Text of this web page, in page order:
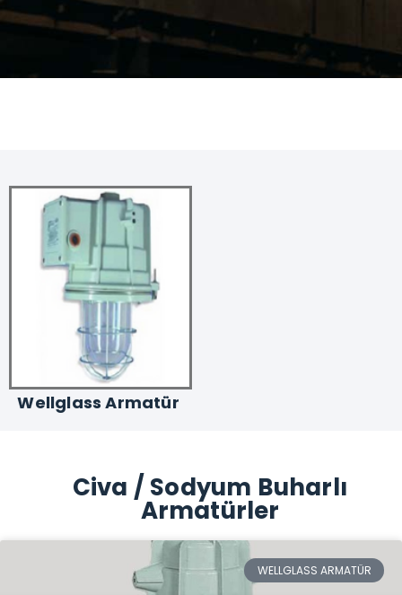
Wellglass Armatür
Civa / Sodyum Buharlı
Armatürler
WELLGLASS ARMATÜR